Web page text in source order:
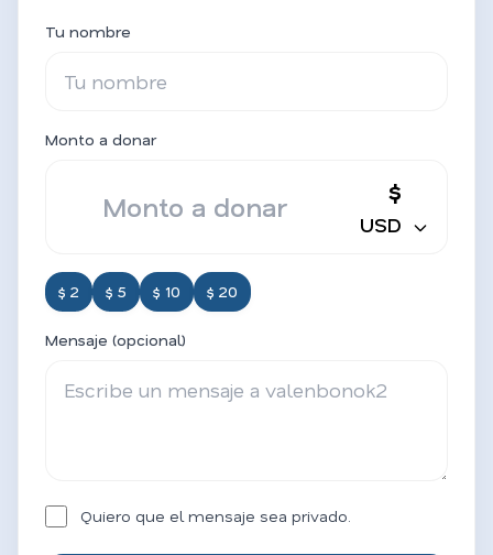
Tu nombre
Monto a donar
$
USD
$ 2 $ 5 $ 10 $ 20
Mensaje (opcional)
Quiero que el mensaje sea privado.